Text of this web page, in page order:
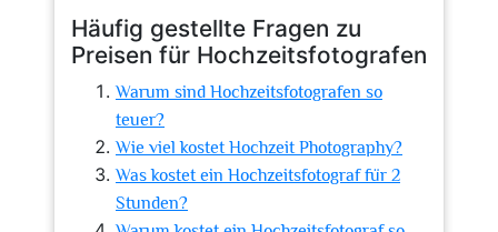
Häufig gestellte Fragen zu
Preisen für Hochzeitsfotografen
Warum sind Hochzeitsfotografen so
teuer?
Wie viel kostet Hochzeit Photography?
Was kostet ein Hochzeitsfotograf für 2
Stunden?